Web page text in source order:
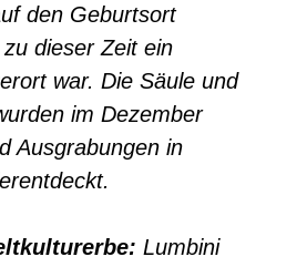
den Geburtsort
dieser Zeit ein
war. Die Säule und
im Dezember
Ausgrabungen in
Lumbini